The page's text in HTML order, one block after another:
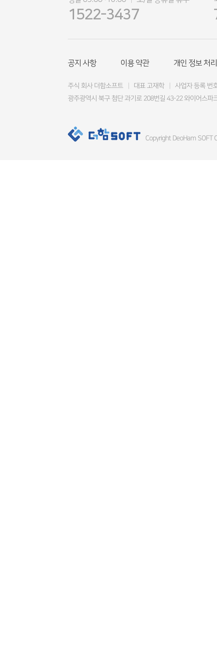
1522-3437
공지 사항 이용 약관 개인 정보 처
주식 회사 더함소프트 대표 고재학 사업자 등록 번
광주광역시 북구 첨단 과기로 208번길 43-22 와이어스파
Copyright DeoHam SOFT